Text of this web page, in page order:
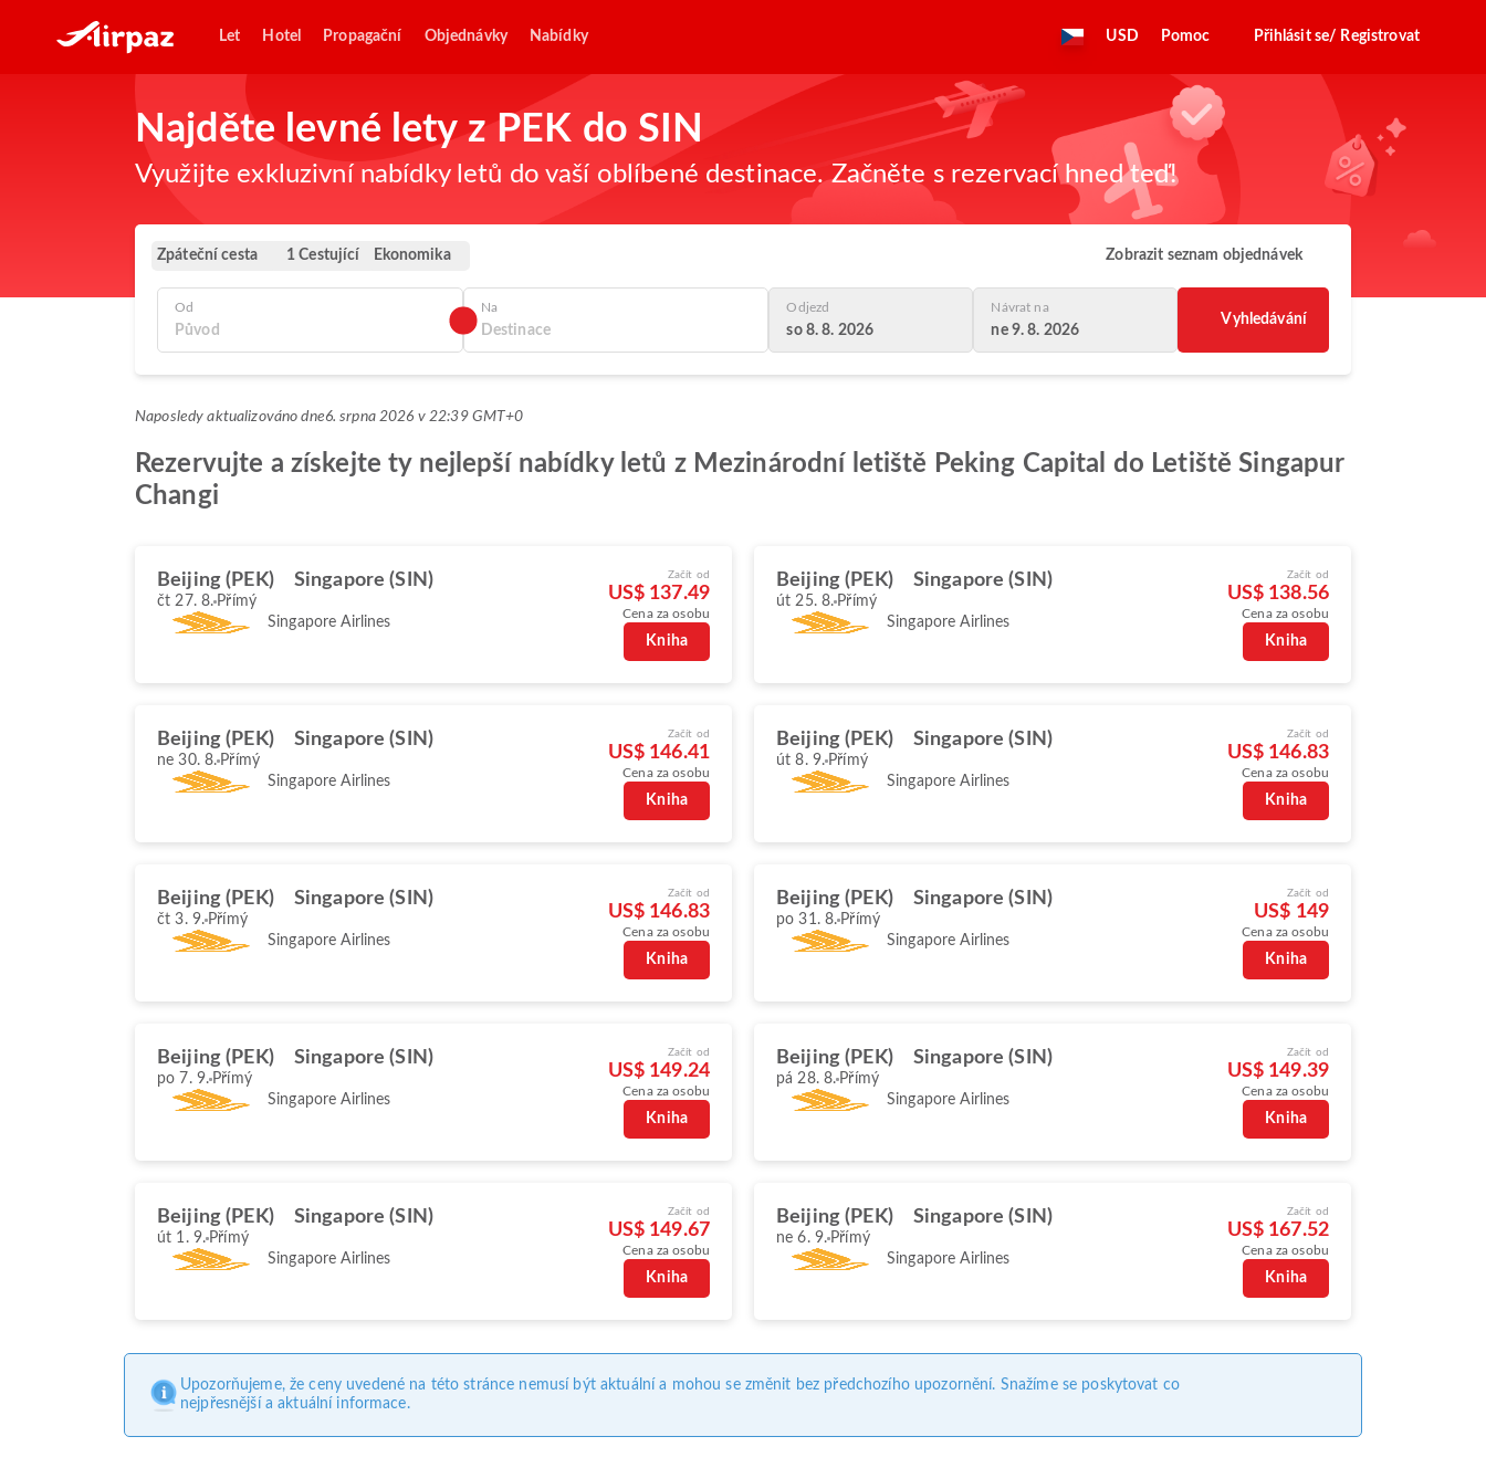
Let Hotel Propagační Objednávky Nabídky USD Pomoc Přihlásit se/ Registrovat
Najděte levné lety z PEK do SIN
Využijte exkluzivní nabídky letů do vaší oblíbené destinace. Začněte s rezervací hned teď!
Zpáteční cesta 1 Cestující Ekonomika Zobrazit seznam objednávek
Od Na Odjezd
so 8. 8. 2026
Návrat na
ne 9. 8. 2026
Vyhledávání
Naposledy aktualizováno dne6. srpna 2026 v 22:39 GMT+0
Rezervujte a získejte ty nejlepší nabídky letů z Mezinárodní letiště Peking Capital do Letiště Singapur
Changi
Beijing (PEK) Singapore (SIN)
čt 27. 8. Přímý
Singapore Airlines
Začít od
US$ 137.49
Cena za osobu
Kniha
Beijing (PEK) Singapore (SIN)
út 25. 8. Přímý
Singapore Airlines
Začít od
US$ 138.56
Cena za osobu
Kniha
Beijing (PEK) Singapore (SIN)
ne 30. 8. Přímý
Singapore Airlines
Začít od
US$ 146.41
Cena za osobu
Kniha
Beijing (PEK) Singapore (SIN)
út 8. 9. Přímý
Singapore Airlines
Začít od
US$ 146.83
Cena za osobu
Kniha
Beijing (PEK) Singapore (SIN)
čt 3. 9. Přímý
Singapore Airlines
Začít od
US$ 146.83
Cena za osobu
Kniha
Beijing (PEK) Singapore (SIN)
po 31. 8. Přímý
Singapore Airlines
Začít od
US$ 149
Cena za osobu
Kniha
Beijing (PEK) Singapore (SIN)
po 7. 9. Přímý
Singapore Airlines
Začít od
US$ 149.24
Cena za osobu
Kniha
Beijing (PEK) Singapore (SIN)
pá 28. 8. Přímý
Singapore Airlines
Začít od
US$ 149.39
Cena za osobu
Kniha
Beijing (PEK) Singapore (SIN)
út 1. 9. Přímý
Singapore Airlines
Začít od
US$ 149.67
Cena za osobu
Kniha
Beijing (PEK) Singapore (SIN)
ne 6. 9. Přímý
Singapore Airlines
Začít od
US$ 167.52
Cena za osobu
Kniha
Upozorňujeme, že ceny uvedené na této stránce nemusí být aktuální a mohou se změnit bez předchozího upozornění. Snažíme se poskytovat co
nejpřesnější a aktuální informace.